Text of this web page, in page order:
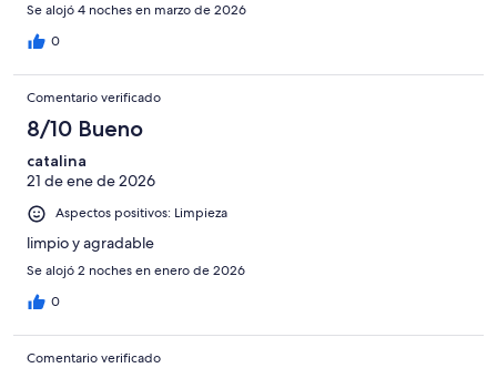
Se alojó 4 noches en marzo de 2026
0
Comentario verificado
8/10 Bueno
catalina
21 de ene de 2026
Aspectos positivos: Limpieza
limpio y agradable
Se alojó 2 noches en enero de 2026
0
Comentario verificado